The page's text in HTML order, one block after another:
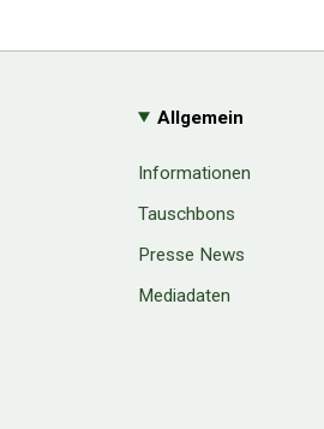
Allgemein
Informationen
Tauschbons
Presse News
Mediadaten